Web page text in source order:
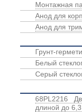
Монтажная
Анод для
Анод для
Грунт-
Белый
Серый
68PL2216
длиной до